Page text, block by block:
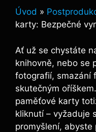
Úvod »
karty: Bezpečné
Ať už ​se⁣ chystáte
knihovně, nebo se
fotografií, smazání
skutečným
paměťové karty
kliknutí ‍– vyžaduje
promyšlení,